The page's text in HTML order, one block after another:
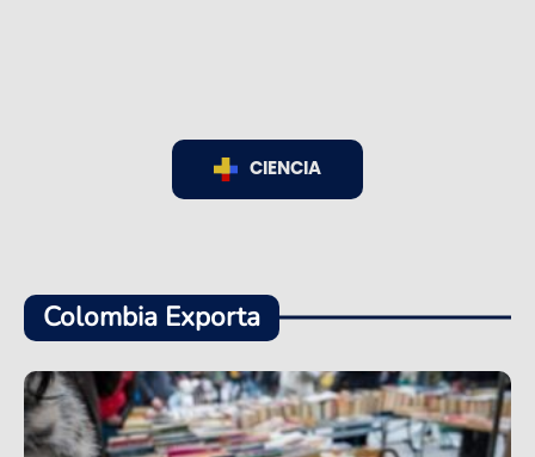
CIENCIA
Colombia Exporta